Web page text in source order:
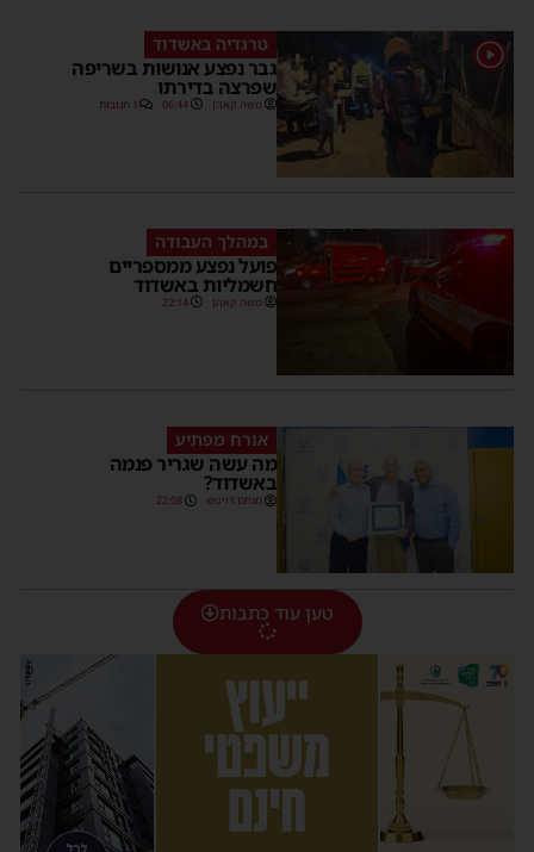
1 טרגדיה באשדוד
גבר נפצע אנושות בשריפה
שפרצה בדירתו
משה קאהן 06:44 1 תגובות
במהלך העבודה
פועל נפצע ממספריים
חשמליות באשדוד
משה קאהן 22:14
אורח מפתיע
מה עשה שגריר פנמה
באשדוד?
מנחם דויטש 22:08
טען עוד כתבות